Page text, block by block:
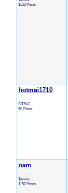
1152 Posts
hotmai1710
CT/NC
50 Posts
nam
Tenore
1152 Posts